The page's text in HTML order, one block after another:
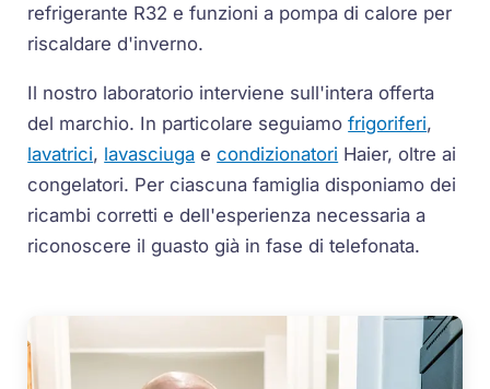
refrigerante R32 e funzioni a pompa di calore per
riscaldare d'inverno.
Il nostro laboratorio interviene sull'intera offerta
del marchio. In particolare seguiamofrigoriferi,
lavatrici, lavasciuga econdizionatori Haier, oltre ai
congelatori. Per ciascuna famiglia disponiamo dei
ricambi corretti e dell'esperienza necessaria a
riconoscere il guasto già in fase di telefonata.